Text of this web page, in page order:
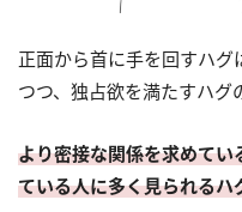
正面から首に手を回すハ
つつ、独占欲を満たすハグ
より密接な関係を求めて
ている人に多く見られるハ